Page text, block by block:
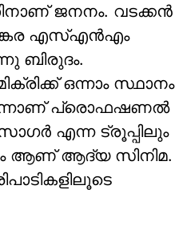
ജനനം. വടക്കന്‍
എസ്എന്‍എം
ബിരുദം.
ഒന്നാം സ്ഥാനം
പ്രൊഫഷണല്‍
സാഗര്‍ എന്ന ട്രൂപ്പിലും
ആണ് ആദ്യ സിനിമ.